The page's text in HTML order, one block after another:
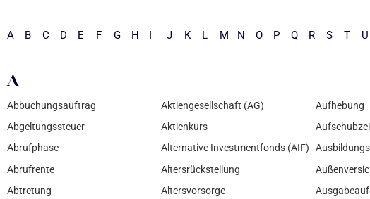
A B C D E F G H I J K L M N O P Q R S T U
A
Abbuchungsauftrag
Abgeltungssteuer
Abrufphase
Abrufrente
Abtretung
Aktiengesellschaft (AG)
Aktienkurs
Alternative Investmentfonds (AIF)
Altersrückstellung
Altersvorsorge
Aufhebung